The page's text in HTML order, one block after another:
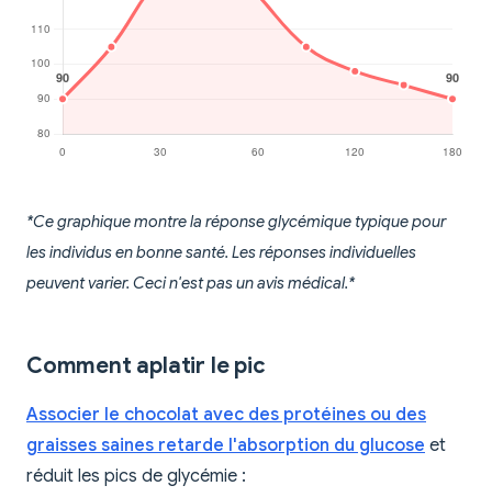
*Ce graphique montre la réponse glycémique typique pour
les individus en bonne santé. Les réponses individuelles
peuvent varier. Ceci n'est pas un avis médical.*
Comment aplatir le pic
Associer le chocolat avec des protéines ou des
graisses saines retarde l'absorption du glucose et
réduit les pics de glycémie :